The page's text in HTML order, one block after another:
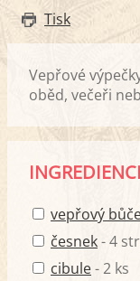
Tisk
Vepřové
oběd, večeři
vepřový
česnek- 4
cibule- 2 ks